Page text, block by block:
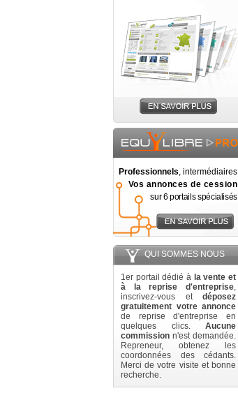
Professionnels, intermédiaires
Vos annonces de cession
sur 6 portails spécialisés
QUI SOMMES NOUS
1er portail dédié à la vente et
à la reprise d'entreprise,
inscrivez-vous et déposez
gratuitement votre annonce
de reprise d'entreprise en
quelques clics. Aucune
commission n'est demandée.
Repreneur, obtenez les
coordonnées des cédants.
Merci de votre visite et bonne
recherche.